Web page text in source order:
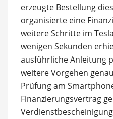
erzeugte Bestellung
organisierte eine
weitere Schritte im
wenigen Sekunden
ausführliche Anleitung
weitere Vorgehen
Prüfung am
Finanzierungsvertrag